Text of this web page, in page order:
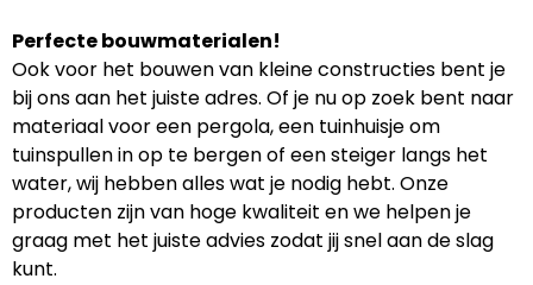
Perfecte bouwmaterialen!
Ook voor het bouwen van kleine constructies bent je
bij ons aan het juiste adres. Of je nu op zoek bent naar
materiaal voor een pergola, een tuinhuisje om
tuinspullen in op te bergen of een steiger langs het
water, wij hebben alles wat je nodig hebt. Onze
producten zijn van hoge kwaliteit en we helpen je
graag met het juiste advies zodat jij snel aan de slag
kunt.